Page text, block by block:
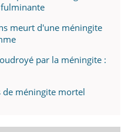
meurt d'une méningite
par la méningite :
de méningite mortel